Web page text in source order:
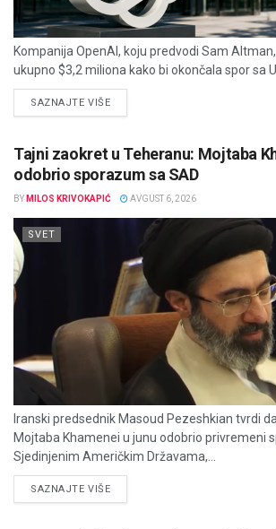
Kompanija OpenAI, koju predvodi Sam
ukupno $3,2 miliona kako bi okončala spor sa
SAZNAJTE VIŠEDETAILS
Tajni zaokret u Teheranu: Mojtaba
odobrio sporazum sa SAD
BY MILOS KRIVOKAPIĆ AVGUST 6, 2026
SVET
Iranski predsednik Masoud Pezeshkian tvrdi
Mojtaba Khamenei u junu odobrio privremeni
Sjedinjenim Američkim Državama,...
SAZNAJTE VIŠEDETAILS